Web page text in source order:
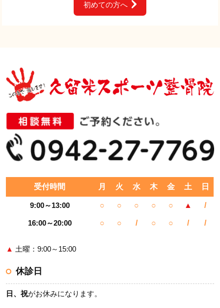
初めての方へ
受付時間 月 火 水 木 金 土 日
9:00～13:00 ○ ○ ○ ○ ○ ▲ /
16:00～20:00 ○ ○ / ○ ○ / /
▲ 土曜：9:00～15:00
休診日
日、祝がお休みになります。